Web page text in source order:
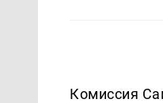
Комиссия